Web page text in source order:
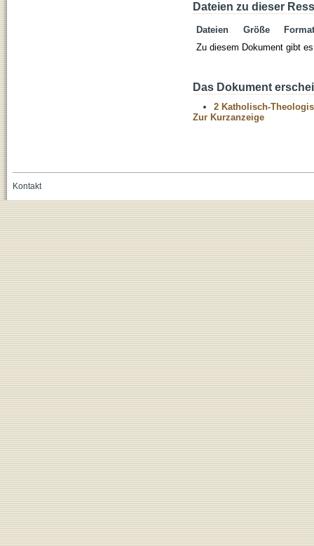
Dateien zu dieser
Dateien Größe
Format
Zu diesem Dokument gibt
Das Dokument
2 Katholisch-
Zur Kurzanzeige
Kontakt